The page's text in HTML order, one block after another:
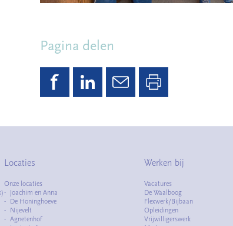
Pagina delen
Locaties
Onze locaties
Joachim en Anna
De Honinghoeve
Nijevelt
Agnetenhof
Werken bij
Vacatures
De Waalboog
Flexwerk/Bijbaan
Opleidingen
Vrijwilligerswerk